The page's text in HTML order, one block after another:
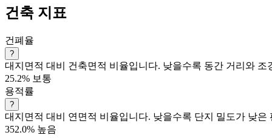
건축 지표
건폐율
?
대지면적 대비 건축면적 비율입니다. 낮을수록 동간 거리와 조
25.2% 보통
용적률
?
대지면적 대비 연면적 비율입니다. 낮을수록 단지 밀도가 낮은
352.0% 높음